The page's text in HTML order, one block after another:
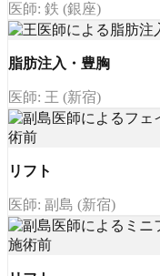
医師: 鉄 (銀座)
脂肪注入・豊胸
医師: 王 (新宿)
リフト
医師: 副島 (新宿)